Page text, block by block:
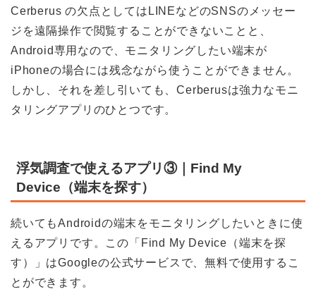
Cerberusの欠点としては LINEなどのSNSのメッセー
ジを遠隔操作で閲覧することができないことと、
Android専用なので、モニタリングしたい端末が
iPhoneの場合には残念ながら使うことができません。
しかし、それを差し引いても、Cerberusは強力なモニ
タリングアプリのひとつです。
浮気調査で使えるアプリ③｜Find My
Device（端末を探す）
続いてもAndroidの端末をモニタリングしたいときに使
えるアプリです。この 「 Find My Device （端末を探
す）」はGoogleの公式サービスで、無料で使用するこ
とができます。